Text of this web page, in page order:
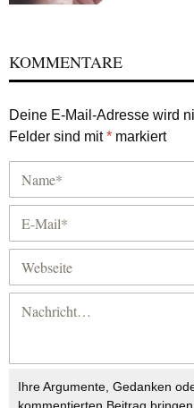
KOMMENTARE
Deine E-Mail-Adresse wird
Felder sind mit* markiert
Ihre Argumente, Gedanken